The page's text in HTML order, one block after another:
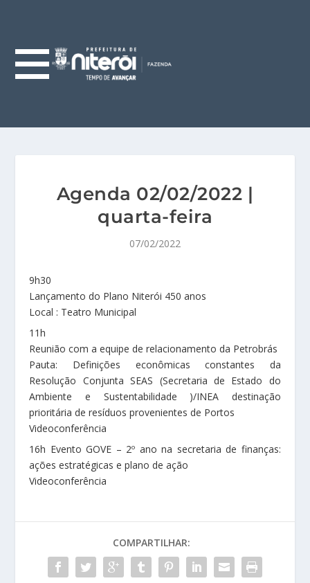
Agenda 02/02/2022 |
quarta-feira
07/02/2022
9h30
Lançamento do Plano Niterói 450 anos
Local : Teatro Municipal
11h
Reunião com a equipe de relacionamento da Petrobrás
Pauta: Definições econômicas constantes da
Resolução Conjunta SEAS (Secretaria de Estado do
Ambiente e Sustentabilidade )/INEA destinação
prioritária de resíduos provenientes de Portos
Videoconferência
16h Evento GOVE – 2º ano na secretaria de finanças:
ações estratégicas e plano de ação
Videoconferência
COMPARTILHAR: